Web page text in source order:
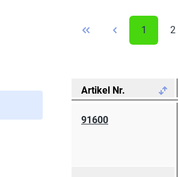
1 2
Artikel Nr.
91600